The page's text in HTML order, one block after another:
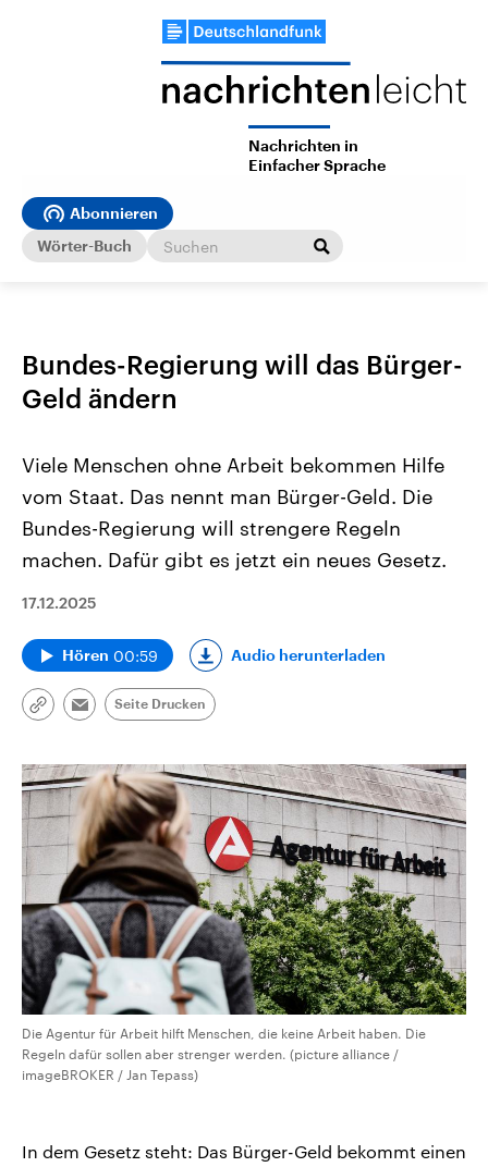
Nachrichten in
Einfacher Sprache
Abonnieren
Wörter-Buch
Bundes-Regierung will das Bürger-
Geld ändern
Viele Menschen ohne Arbeit bekommen Hilfe
vom Staat. Das nennt man Bürger-Geld. Die
Bundes-Regierung will strengere Regeln
machen. Dafür gibt es jetzt ein neues Gesetz.
17.12.2025
Hören 00:59 Audio herunterladen
Link
Email
Seite Drucken
Die Agentur für Arbeit hilft Menschen, die keine Arbeit haben. Die
Regeln dafür sollen aber strenger werden. (picture alliance /
imageBROKER / Jan Tepass)
In dem Gesetz steht: Das Bürger-Geld bekommt einen